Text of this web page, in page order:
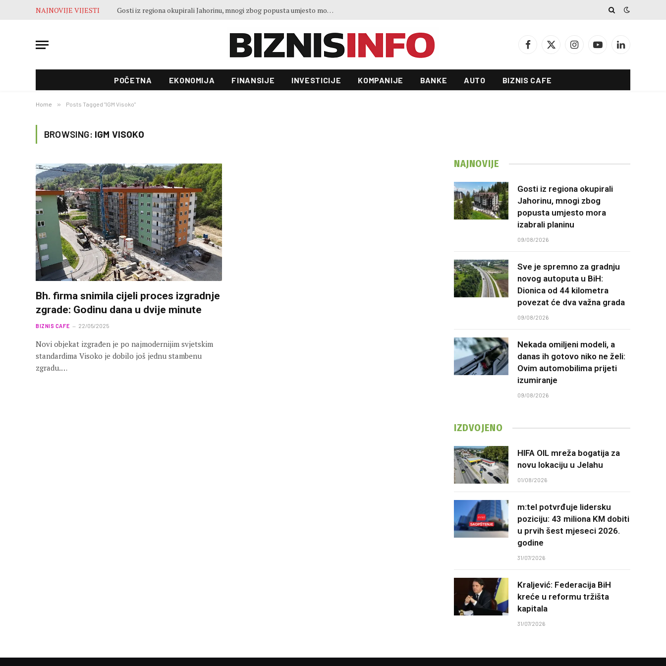
NAJNOVIJE VIJESTI Gosti iz regiona okupirali Jahorinu, mnogi zbog popusta umjesto mora izabrali planinu
Facebook
X
InstagramYouTubeLinkedIn
POČETNA EKONOMIJA FINANSIJE INVESTICIJE KOMPANIJE BANKE AUTO BIZNIS CAFE
Home » Posts Tagged "IGM Visoko"
BROWSING: IGM VISOKO
Bh. firma snimila cijeli proces izgradnje
zgrade: Godinu dana u dvije minute
BIZNIS CAFE 22/05/2025
Novi objekat izgrađen je po najmodernijim svjetskim
standardima Visoko je dobilo još jednu stambenu
zgradu.…
NAJNOVIJE
Gosti iz regiona okupirali
Jahorinu, mnogi zbog
popusta umjesto mora
izabrali planinu
09/08/2026
Sve je spremno za gradnju
novog autoputa u BiH:
Dionica od 44 kilometra
povezat će dva važna grada
09/08/2026
Nekada omiljeni modeli, a
danas ih gotovo niko ne želi:
Ovim automobilima prijeti
izumiranje
09/08/2026
IZDVOJENO
HIFA OIL mreža bogatija za
novu lokaciju u Jelahu
01/08/2026
m:tel potvrđuje lidersku
poziciju: 43 miliona KM dobiti
u prvih šest mjeseci 2026.
godine
31/07/2026
Kraljević: Federacija BiH
kreće u reformu tržišta
kapitala
31/07/2026